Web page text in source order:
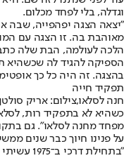
וגדלה, בלי לפחד מכלום.
"יצאה הצגה יפהפייה, שבה
מאוהבת בה. זו הצגה עם
הלכה לעולמה, הבת שלה
הספיקה להגיד לה שכשהיא
בהצגה. זה היה כל כך
תפקיד חייה
חנה לסלאו,צילום: אריק
כשהיא לא בתפקיד רות,
מפחד מחנה לסלאו". גם
על פנינו חיוך כבר שנים
"בתחילת